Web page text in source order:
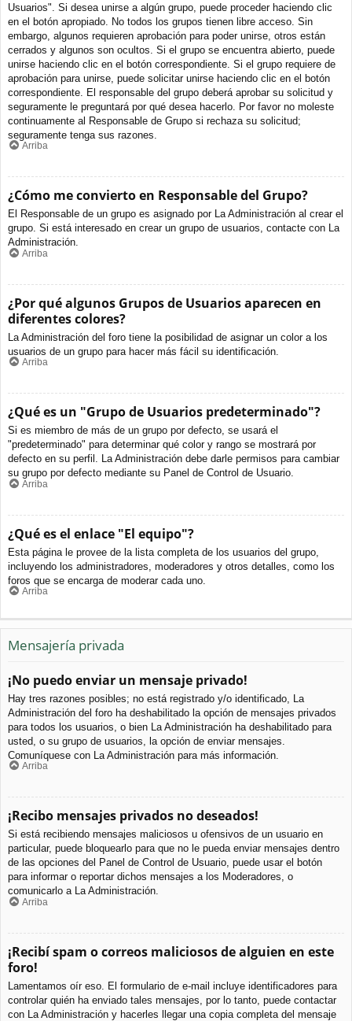
Usuarios". Si desea unirse a algún grupo, puede proceder haciendo clic
en el botón apropiado. No todos los grupos tienen libre acceso. Sin
embargo, algunos requieren aprobación para poder unirse, otros están
cerrados y algunos son ocultos. Si el grupo se encuentra abierto, puede
unirse haciendo clic en el botón correspondiente. Si el grupo requiere de
aprobación para unirse, puede solicitar unirse haciendo clic en el botón
correspondiente. El responsable del grupo deberá aprobar su solicitud y
seguramente le preguntará por qué desea hacerlo. Por favor no moleste
continuamente al Responsable de Grupo si rechaza su solicitud;
seguramente tenga sus razones.
Arriba
¿Cómo me convierto en Responsable del Grupo?
El Responsable de un grupo es asignado por La Administración al crear el
grupo. Si está interesado en crear un grupo de usuarios, contacte con La
Administración.
Arriba
¿Por qué algunos Grupos de Usuarios aparecen en
diferentes colores?
La Administración del foro tiene la posibilidad de asignar un color a los
usuarios de un grupo para hacer más fácil su identificación.
Arriba
¿Qué es un "Grupo de Usuarios predeterminado"?
Si es miembro de más de un grupo por defecto, se usará el
"predeterminado" para determinar qué color y rango se mostrará por
defecto en su perfil. La Administración debe darle permisos para cambiar
su grupo por defecto mediante su Panel de Control de Usuario.
Arriba
¿Qué es el enlace "El equipo"?
Esta página le provee de la lista completa de los usuarios del grupo,
incluyendo los administradores, moderadores y otros detalles, como los
foros que se encarga de moderar cada uno.
Arriba
Mensajería privada
¡No puedo enviar un mensaje privado!
Hay tres razones posibles; no está registrado y/o identificado, La
Administración del foro ha deshabilitado la opción de mensajes privados
para todos los usuarios, o bien La Administración ha deshabilitado para
usted, o su grupo de usuarios, la opción de enviar mensajes.
Comuníquese con La Administración para más información.
Arriba
¡Recibo mensajes privados no deseados!
Si está recibiendo mensajes maliciosos u ofensivos de un usuario en
particular, puede bloquearlo para que no le pueda enviar mensajes dentro
de las opciones del Panel de Control de Usuario, puede usar el botón
para informar o reportar dichos mensajes a los Moderadores, o
comunicarlo a La Administración.
Arriba
¡Recibí spam o correos maliciosos de alguien en este
foro!
Lamentamos oír eso. El formulario de e-mail incluye identificadores para
controlar quién ha enviado tales mensajes, por lo tanto, puede contactar
con La Administración y hacerles llegar una copia completa del mensaje